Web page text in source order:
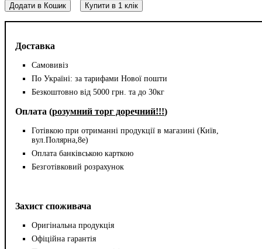
Доставка
Самовивіз
По Україні: за тарифами Нової пошти
Безкоштовно від 5000 грн. та до 30кг
Оплата (розумний торг доречний!!!)
Готівкою при отриманні продукції в магазині (Київ,
вул.Полярна,8е)
Оплата банківською карткою
Безготівковий розрахунок
Захист споживача
Оригінальна продукція
Офіційна гарантія
Додати в Кошик Купити в 1 клік